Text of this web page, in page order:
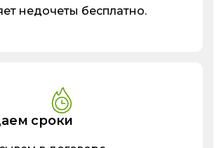
недочеты бесплатно.
сроки